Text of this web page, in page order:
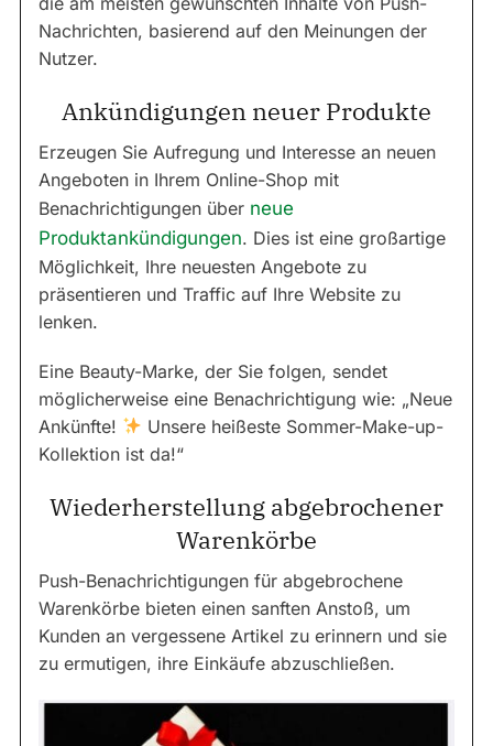
Nachrichten, basierend auf den Meinungen der
Nutzer.
Ankündigungen neuer Produkte
Erzeugen Sie Aufregung und Interesse an neuen
Angeboten in Ihrem Online-Shop mit
Benachrichtigungen über neue
Produktankündigungen. Dies ist eine großartige
Möglichkeit, Ihre neuesten Angebote zu
präsentieren und Traffic auf Ihre Website zu
lenken.
Eine Beauty-Marke, der Sie folgen, sendet
möglicherweise eine Benachrichtigung wie: „Neue
Ankünfte!
Unsere heißeste Sommer-Make-up-
Kollektion ist da!“
Wiederherstellung abgebrochener
Warenkörbe
Push-Benachrichtigungen für abgebrochene
Warenkörbe bieten einen sanften Anstoß, um
Kunden an vergessene Artikel zu erinnern und sie
zu ermutigen, ihre Einkäufe abzuschließen.